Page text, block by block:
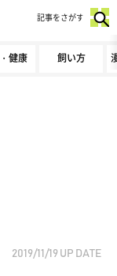
健康 飼い方
記事をさがす
2019/11/19 UP DATE